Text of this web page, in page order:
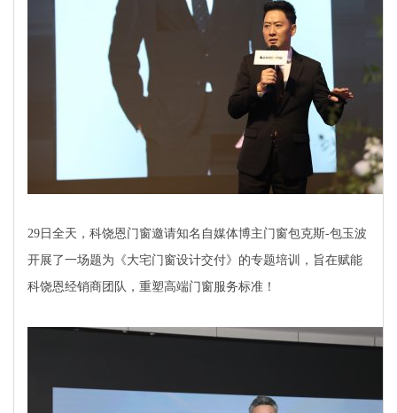
29日全天，科饶恩门窗邀请知名自媒体博主门窗包克斯-包玉波
开展了一场题为《大宅门窗设计交付》的专题培训，旨在赋能
科饶恩经销商团队，重塑高端门窗服务标准！